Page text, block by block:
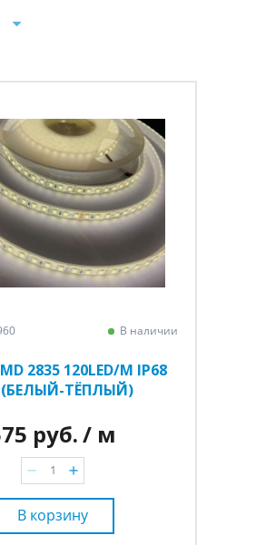
В наличии
2835 120LED/M IP68
(БЕЛЫЙ-ТЁПЛЫЙ)
руб./ м
В корзину